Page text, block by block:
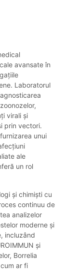
avansate în
Laboratorul
virali și
prin vectori.
unui
ale
un rol
și chimiști cu
continuu de
analizelor
moderne și
incluzând
și
Borrelia
ar fi